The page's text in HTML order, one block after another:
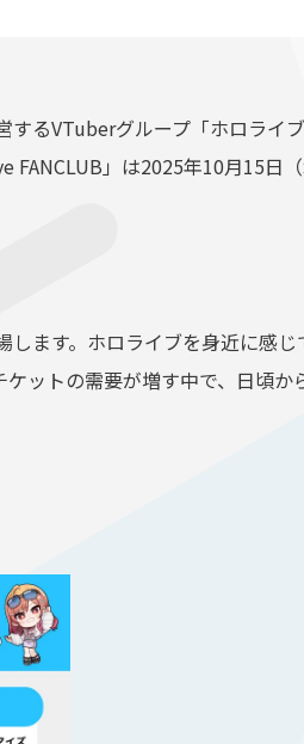
るVTuberグループ「ホロライ
」は2025年10月15日（
ます。ホロライブを身近に感
ットの需要が増す中で、日頃